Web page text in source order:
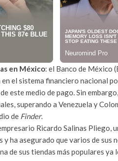
en México: el Banco de México
el sistema financiero nacional
este medio de pago. Sin
superando a Venezuela y
de Finder.
Ricardo Salinas Pliego,
y ha asegurado que varios de
de sus tiendas más populares ya